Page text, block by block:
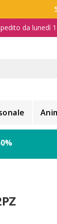
da lunedì